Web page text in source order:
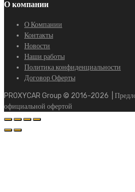
О компании
О Компании
Контакты
Новости
Наши работы
Политика конфиденциальности
Договор Оферты
PROXYCAR Group © 2016-2026
|
официальной офертой